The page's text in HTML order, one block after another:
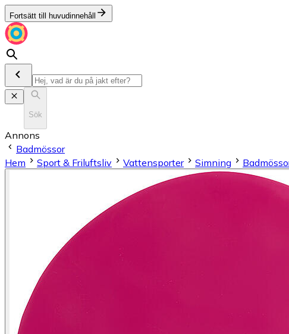
Fortsätt till huvudinnehåll
Sök
Annons
Badmössor
Hem
Sport & Friluftsliv Vattensporter Simning